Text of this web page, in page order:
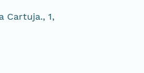
Cartuja., 1,